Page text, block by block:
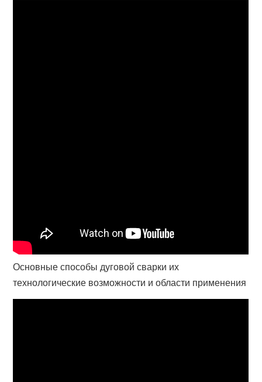
Основные способы дуговой сварки их
технологические возможности и области применения